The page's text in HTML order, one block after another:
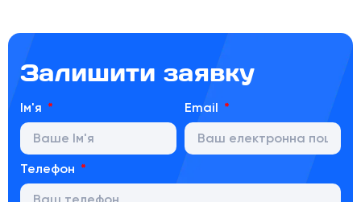
Залишити заявку
Ім'я Email
Телефон